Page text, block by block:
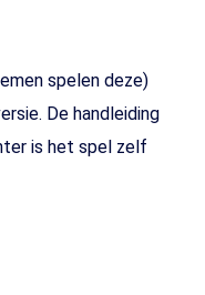
spelen deze)
De handleiding
is het spel zelf